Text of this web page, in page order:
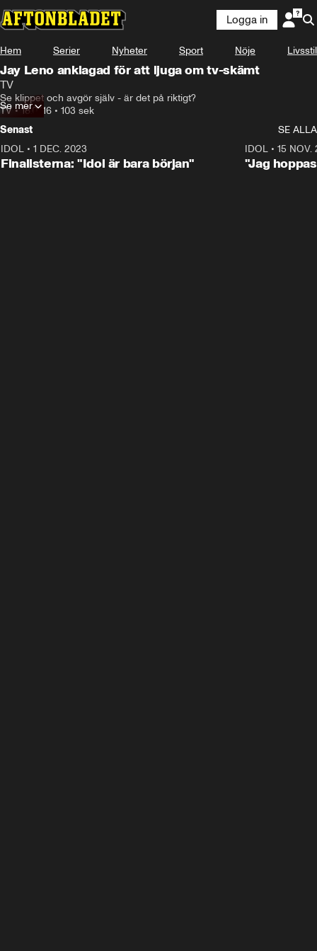
Logga in
Hem Serier Nyheter Sport Nöje Livsstil
Jay Leno anklagad för att ljuga om tv-skämt
TV
Se klippet och avgör själv - är det på riktigt?
TV •18.07.16 • 103 sek
Se mer
Senast
SE ALLA
IDOL • 1 DEC. 2023
Finalisterna: "Idol är bara början"
IDOL• 15 NOV.
"Jag